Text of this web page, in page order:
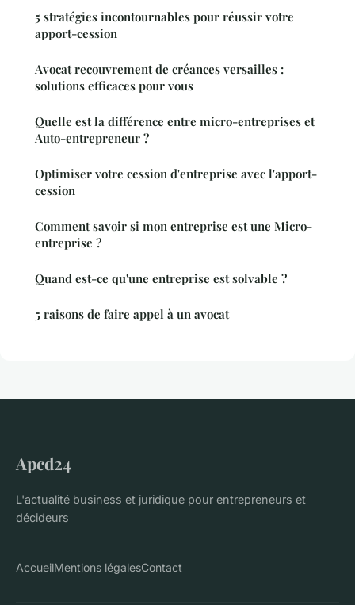
5 stratégies incontournables pour réussir votre
apport-cession
Avocat recouvrement de créances versailles :
solutions efficaces pour vous
Quelle est la différence entre micro-entreprises et
Auto-entrepreneur ?
Optimiser votre cession d'entreprise avec l'apport-
cession
Comment savoir si mon entreprise est une Micro-
entreprise ?
Quand est-ce qu'une entreprise est solvable ?
5 raisons de faire appel à un avocat
Apcd24
L'actualité business et juridique pour entrepreneurs et
décideurs
AccueilMentions légalesContact